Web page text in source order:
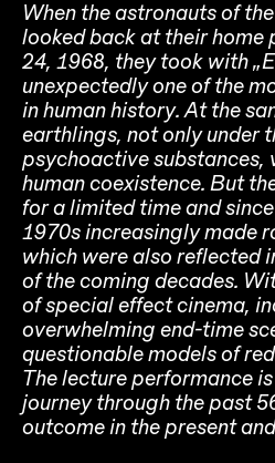
When the astronauts of
looked back at their home
24, 1968, they took with
unexpectedly one of the
in human history. At the
earthlings, not only under
psychoactive substances,
human coexistence. But
for a limited time and
1970s increasingly made
which were also reflected
of the coming decades.
of special effect cinema,
overwhelming end-time
questionable models of
The lecture performance
journey through the past
outcome in the present